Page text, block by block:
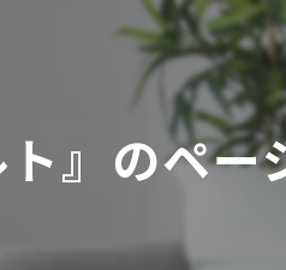
大津市
草津市
栗東市
』のペー